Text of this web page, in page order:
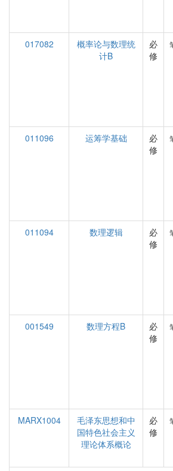
017082
概率论与数理统
计B
必
修
011096
运筹学基础
必
修
011094
数理逻辑
必
修
001549
数理方程B
必
修
MARX1004
毛泽东思想和中
国特色社会主义
理论体系概论
必
修